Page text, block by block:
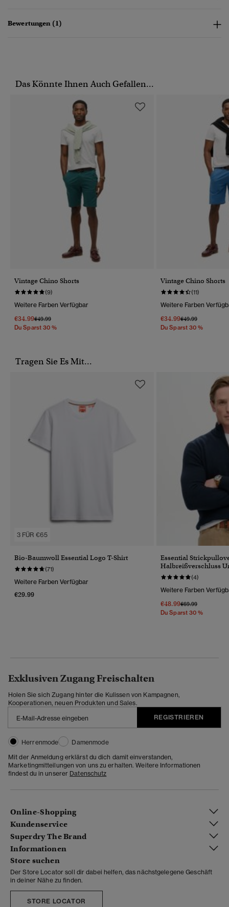
Bewertungen (1)
Das Könnte Ihnen Auch Gefallen...
Vintage Chino Shorts
(9)
Weitere Farben Verfügbar
€34.99Preis Wurde Reduziert Von
€49.99Bis
Du Sparst 30 %
Vintage Chino Shorts
(11)
Weitere Farben
€34.99Preis Wurde
€49.99Bis
Du Sparst 30 %
Tragen Sie Es Mit...
3 FÜR €65
Bio-Baumwoll Essential Logo T-Shirt
(71)
Weitere Farben Verfügbar
€29.99
Essential
Halbreißverschluss
(4)
Weitere Farben
€48.99Preis Wurde
€69.99Bis
Du Sparst 30 %
Exklusiven Zugang Freischalten
Holen Sie sich Zugang hinter die Kulissen von Kampagnen,
Kooperationen, neuen Produkten und Sales.
REGISTRIEREN
Herrenmode
Damenmode
Mit der Anmeldung erklärst du dich damit einverstanden,
Marketingmitteilungen von uns zu erhalten. Weitere Informationen
findest du in unserer Datenschutz
Online-Shopping
Kundenservice
Superdry The Brand
Informationen
Store suchen
Der Store Locator soll dir dabei helfen, das nächstgelegene Geschäft
in deiner Nähe zu finden.
STORE LOCATOR